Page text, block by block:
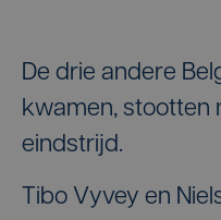
De drie andere
kwamen, stootten
eindstrijd.
Tibo Vyvey en